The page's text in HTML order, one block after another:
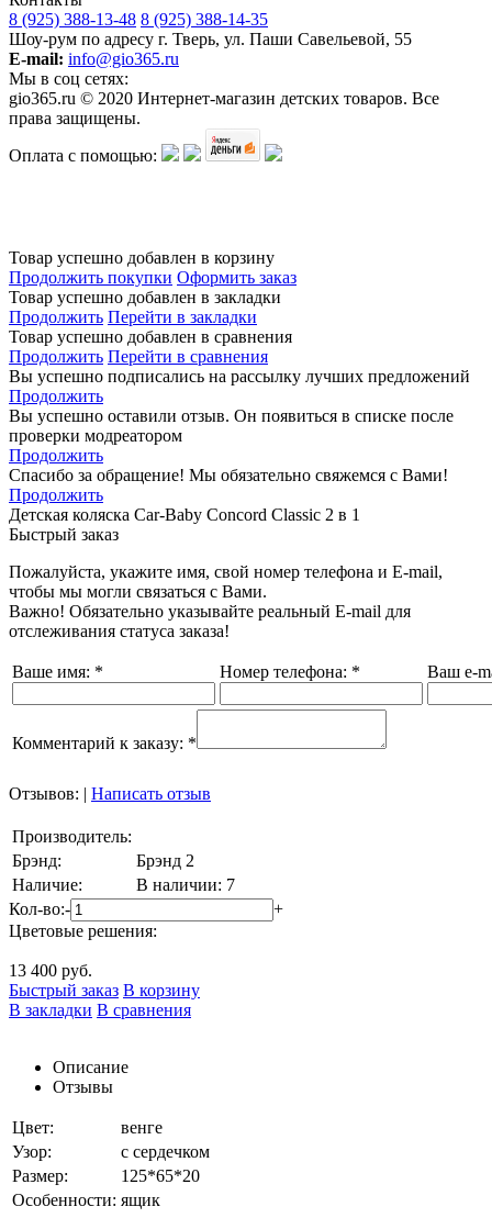
8 (925) 388-13-48 8 (925) 388-14-35
Шоу-рум по адресу г. Тверь, ул. Паши Савельевой, 55
E-mail: info@gio365.ru
Мы в соц сетях:
gio365.ru © 2020 Интернет-магазин детских товаров. Все
права защищены.
Оплата с помощью:
Товар успешно добавлен в корзину
Продолжить покупки Оформить заказ
Товар успешно добавлен в закладки
Продолжить Перейти в закладки
Товар успешно добавлен в сравнения
Продолжить Перейти в сравнения
Вы успешно подписались на рассылку лучших предложений
Продолжить
Вы успешно оставили отзыв. Он появиться в списке после
проверки модреатором
Продолжить
Спасибо за обращение! Мы обязательно свяжемся с Вами!
Продолжить
Детская коляска Car-Baby Concord Classiс 2 в 1
Быстрый заказ
Пожалуйста, укажите имя, свой номер телефона и E-mail,
чтобы мы могли связаться с Вами.
Важно! Обязательно указывайте реальный E-mail для
отслеживания статуса заказа!
Ваше имя: * Номер телефона: * Ваш e-
Комментарий к заказу: *
Отзывов: | Написать отзыв
Производитель:
Брэнд:
Брэнд 2
Наличие:
В наличии: 7
Кол-во:-
+
Цветовые решения:
13 400 руб.
Быстрый заказ В корзину
В закладки В сравнения
Описание
Отзывы
Цвет:
венге
Узор:
с сердечком
Размер:
125*65*20
Особенности: ящик